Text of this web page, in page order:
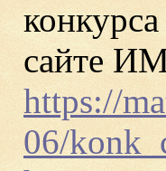
сайте
https://
06/